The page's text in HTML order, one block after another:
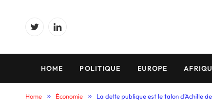
TwitterLinkedIn
HOME POLITIQUE EUROPE
Home » Économie » La dette publique est le talon d’Achille